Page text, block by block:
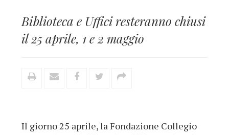
Biblioteca e Uffici resteranno chiusi
il 25 aprile, 1 e 2 maggio
Il giorno 25 aprile, la Fondazione Collegio